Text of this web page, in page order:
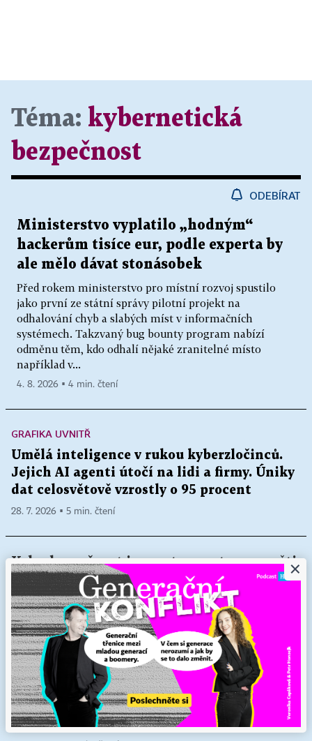
Téma: kybernetická
bezpečnost
ODEBÍRAT
Ministerstvo vyplatilo „hodným“
hackerům tisíce eur, podle experta by
ale mělo dávat stonásobek
Před rokem ministerstvo pro místní rozvoj spustilo
jako první ze státní správy pilotní projekt na
odhalování chyb a slabých míst v informačních
systémech. Takzvaný bug bounty program nabízí
odměnu těm, kdo odhalí nějaké zranitelné místo
například v...
4. 8. 2026 ▪ 4 min. čtení
GRAFIKA UVNITŘ
Umělá inteligence v rukou kyberzločinců.
Jejich AI agenti útočí na lidi a firmy. Úniky
dat celosvětově vzrostly o 95 procent
28. 7. 2026 ▪ 5 min. čtení
Kyberbezpečnost je mantra, prst na spoušti
má však každý zaměstnanec
28. 7. 2026 ▪ 2 min. čtení
VELKÉ ČTENÍ
Když hoří Berlín. Německé hlavní město se
stále vzpamatovává z obřího blackoutu. Co
stálo za jedním z největších výpadků
poslední doby?
×